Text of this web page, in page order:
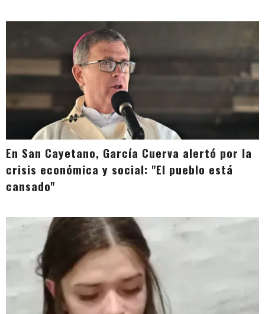
En San Cayetano, García Cuerva alertó por la
crisis económica y social: "El pueblo está
cansado"